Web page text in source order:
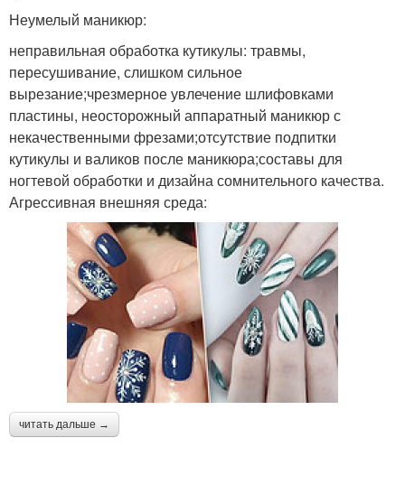
Неумелый маникюр:
неправильная обработка кутикулы: травмы,
пересушивание, слишком сильное
вырезание;чрезмерное увлечение шлифовками
пластины, неосторожный аппаратный маникюр с
некачественными фрезами;отсутствие подпитки
кутикулы и валиков после маникюра;составы для
ногтевой обработки и дизайна сомнительного качества.
Агрессивная внешняя среда:
читать дальше →